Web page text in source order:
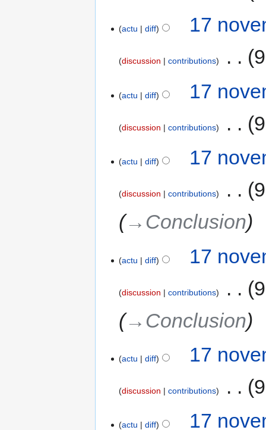
actu diff 17
discussion contributions
actu diff 17
discussion contributions
actu diff 17
discussion contributions
→‎Conclusion
actu diff 17
discussion contributions
→‎Conclusion
actu diff 17
discussion contributions
actu diff 17